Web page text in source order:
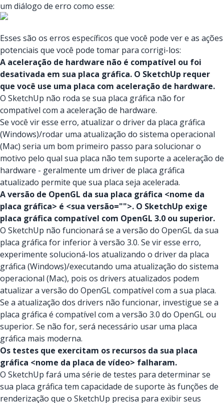
um diálogo de erro como esse:
Esses são os erros específicos que você pode ver e as ações
potenciais que você pode tomar para corrigi-los:
A aceleração de hardware não é compatível ou foi
desativada em sua placa gráfica. O SketchUp requer
que você use uma placa com aceleração de hardware.
O SketchUp não roda se sua placa gráfica não for
compatível com a aceleração de hardware.
Se você vir esse erro, atualizar o driver da placa gráfica
(Windows)/rodar uma atualização do sistema operacional
(Mac) seria um bom primeiro passo para solucionar o
motivo pelo qual sua placa não tem suporte a aceleração de
hardware - geralmente um driver de placa gráfica
atualizado permite que sua placa seja acelerada.
A versão de OpenGL da sua placa gráfica <nome da
placa gráfica> é <sua versão="">. O SketchUp exige
placa gráfica compatível com OpenGL 3.0 ou superior.
O SketchUp não funcionará se a versão do OpenGL da sua
placa gráfica for inferior à versão 3.0. Se vir esse erro,
experimente solucioná-los atualizando o driver da placa
gráfica (Windows)/executando uma atualização do sistema
operacional (Mac), pois os drivers atualizados podem
atualizar a versão do OpenGL compatível com a sua placa.
Se a atualização dos drivers não funcionar, investigue se a
placa gráfica é compatível com a versão 3.0 do OpenGL ou
superior. Se não for, será necessário usar uma placa
gráfica mais moderna.
Os testes que exercitam os recursos da sua placa
gráfica <nome da placa de vídeo> falharam.
O SketchUp fará uma série de testes para determinar se
sua placa gráfica tem capacidade de suporte às funções de
renderização que o SketchUp precisa para exibir seus